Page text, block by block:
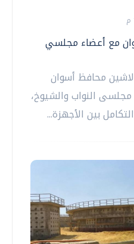
مع أعضاء مجلسي
محافظ أسوان
مجلسى النواب والشيوخ،
بين الأجهزة...